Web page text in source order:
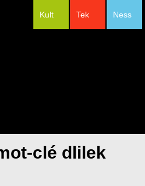
Ness
Tek
Kult
clé dlilek